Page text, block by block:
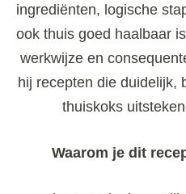
ingrediënten, logische
ook thuis goed haalbaar
werkwijze en
hij recepten die duidelijk,
thuiskoks
Waarom je dit